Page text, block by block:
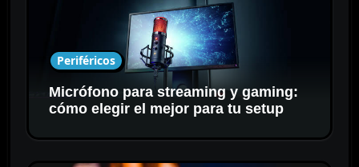
Periféricos
Micrófono para streaming y gaming:
cómo elegir el mejor para tu setup